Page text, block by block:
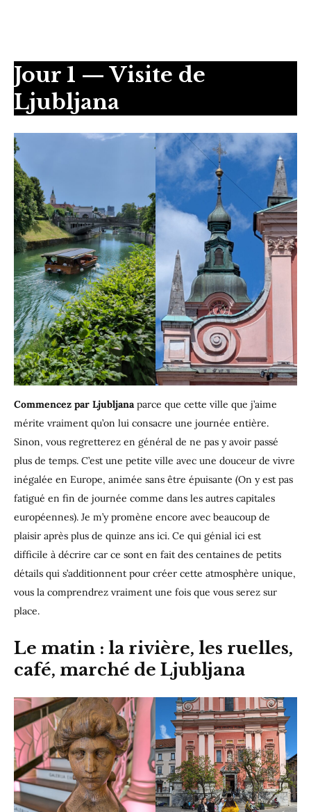
Jour 1 — Visite de
Ljubljana
Commencez par Ljubljana parce que cette ville que j’aime
mérite vraiment qu’on lui consacre une journée entière.
Sinon, vous regretterez en général de ne pas y avoir passé
plus de temps. C’est une petite ville avec une douceur de vivre
inégalée en Europe, animée sans être épuisante (On y est pas
fatigué en fin de journée comme dans les autres capitales
européennes). Je m’y promène encore avec beaucoup de
plaisir après plus de quinze ans ici. Ce qui génial ici est
difficile à décrire car ce sont en fait des centaines de petits
détails qui s’additionnent pour créer cette atmosphère unique,
vous la comprendrez vraiment une fois que vous serez sur
place.
Le matin : la rivière, les ruelles,
café, marché de Ljubljana